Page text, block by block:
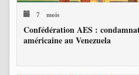
7 mois
Confédération AES :
américaine au Venezuela